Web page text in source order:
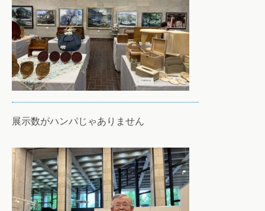
展示数がハンパじゃありません